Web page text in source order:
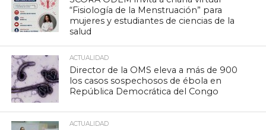
“Fisiología de la Menstruación” para
mujeres y estudiantes de ciencias de la
salud
ACTUALIDAD
Director de la OMS eleva a más de 900
los casos sospechosos de ébola en
República Democrática del Congo
ACTUALIDAD